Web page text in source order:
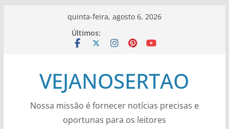
quinta-feira, agosto 6, 2026
Últimos:
VEJANOSERTAO
Nossa missão é fornecer notícias precisas e
oportunas para os leitores